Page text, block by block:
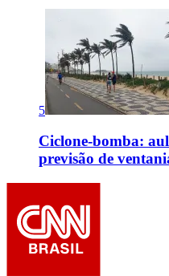
5
Ciclone-bomba:
previsão de